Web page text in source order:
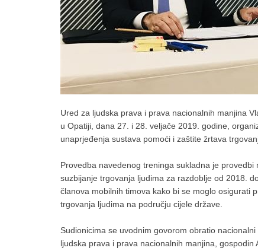
Ured za ljudska prava i prava nacionalnih manjina
u Opatiji, dana 27. i 28. veljače 2019. godine,
unaprjeđenja sustava pomoći i zaštite žrtava
Provedba navedenog treninga sukladna je
suzbijanje trgovanja ljudima za razdoblje od 2018.
članova mobilnih timova kako bi se moglo osigurati
trgovanja ljudima na području cijele države.
Sudionicima se uvodnim govorom obratio
ljudska prava i prava nacionalnih manjina, gospodin